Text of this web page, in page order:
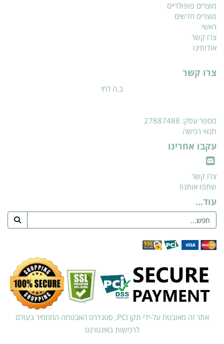
מוצרים פופולריים
מוצרים חדשים
ראשי
צרו קשר
אודותינו
צרו קשר
ב.ה לחי
מספר עסק: 27887488
תנאי רכישה
עקבו אחרינו
צרו קשר
שתפו אותנו!
עוד...
אתר זה מאובטח על-ידי תקן PCI, סטנדרט האבטחה המחמיר בעולם
לרכישות באינטרנט